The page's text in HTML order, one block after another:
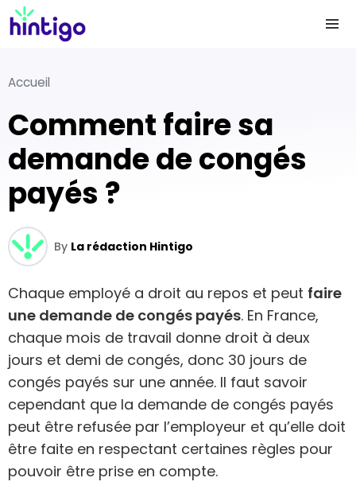
Accueil
Comment faire sa
demande de congés
payés ?
By La rédaction Hintigo
Chaque employé a droit au repos et peut faire
une demande de congés payés. En France,
chaque mois de travail donne droit à deux
jours et demi de congés, donc 30 jours de
congés payés sur une année. Il faut savoir
cependant que la demande de congés payés
peut être refusée par l’employeur et qu’elle doit
être faite en respectant certaines règles pour
pouvoir être prise en compte.